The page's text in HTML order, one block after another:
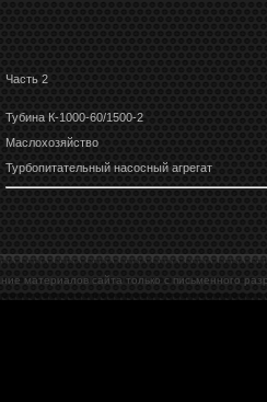
Часть 2
Тубина К-1000-60/1500-2
Маслохозяйство
Турбопитательный насосный агрегат
материалов сайта только с письменного